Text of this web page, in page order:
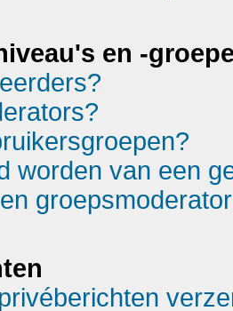
en -
worden van een